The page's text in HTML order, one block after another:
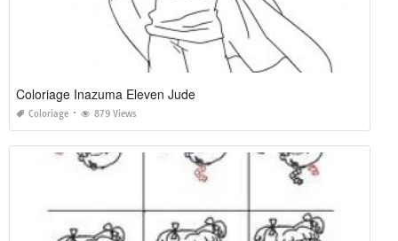
Coloriage Inazuma Eleven Jude
Coloriage 879 Views